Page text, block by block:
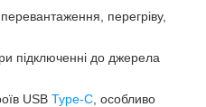
перегріву,
підключенні до джерела
USB Type-C , особливо